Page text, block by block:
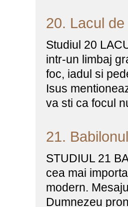
20. Lacul
Studiul 20
intr-un limbaj
foc, iadul si
Isus
va sti ca focul
21.
STUDIUL 21
cea mai
modern.
Dumnezeu